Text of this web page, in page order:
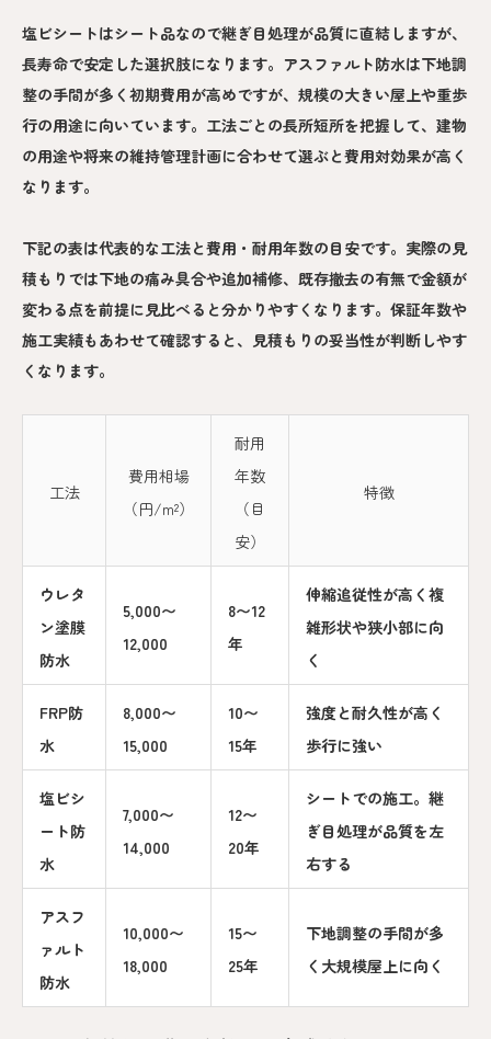
塩ビシートはシート品なので継ぎ目処理が品質に直結しますが、
長寿命で安定した選択肢になります。アスファルト防水は下地調
整の手間が多く初期費用が高めですが、規模の大きい屋上や重歩
行の用途に向いています。工法ごとの長所短所を把握して、建物
の用途や将来の維持管理計画に合わせて選ぶと費用対効果が高く
なります。
下記の表は代表的な工法と費用・耐用年数の目安です。実際の見
積もりでは下地の痛み具合や追加補修、既存撤去の有無で金額が
変わる点を前提に見比べると分かりやすくなります。保証年数や
施工実績もあわせて確認すると、見積もりの妥当性が判断しやす
くなります。
工法
費用相場
（円/m²）
耐用
年数
（目
安）
特徴
ウレタ
ン塗膜
防水
5,000〜
12,000
8〜12
年
伸縮追従性が高く複
雑形状や狭小部に向
く
FRP防
水
8,000〜
15,000
10〜
15年
強度と耐久性が高く
歩行に強い
塩ビシ
ート防
水
7,000〜
14,000
12〜
20年
シートでの施工。継
ぎ目処理が品質を左
右する
アスフ
ァルト
防水
10,000〜
18,000
15〜
25年
下地調整の手間が多
く大規模屋上に向く